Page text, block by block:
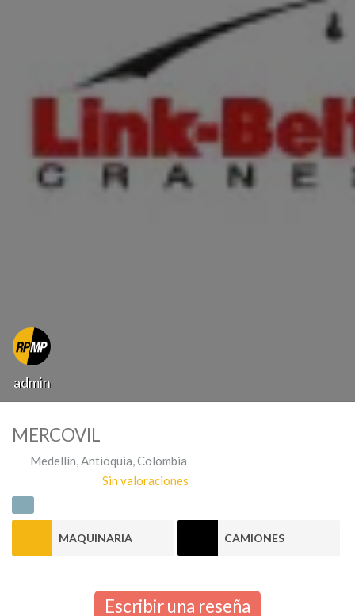
admin
MERCOVIL
Medellín Antioquia Colombia
Sin valoraciones
MAQUINARIA CAMIONES
Escribir una reseña